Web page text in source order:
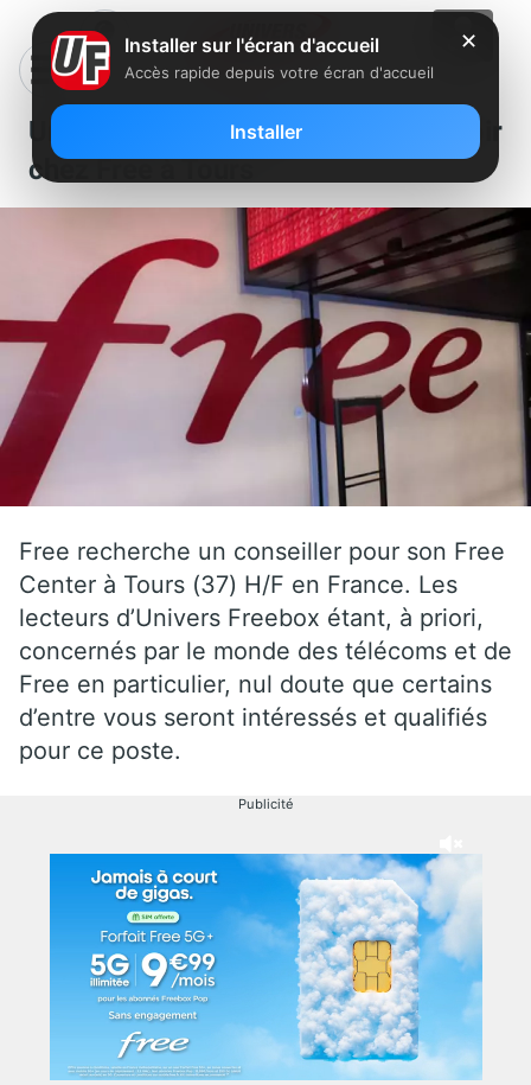
Un poste de conseiller est à pourvoir
chez Free à Tours
Free recherche un conseiller pour son Free
Center à Tours (37) H/F en France. Les
lecteurs d’Univers Freebox étant, à priori,
concernés par le monde des télécoms et de
Free en particulier, nul doute que certains
d’entre vous seront intéressés et qualifiés
pour ce poste.
Publicité
✕
Installer sur l'écran d'accueil
Accès rapide depuis votre écran d'accueil
Installer